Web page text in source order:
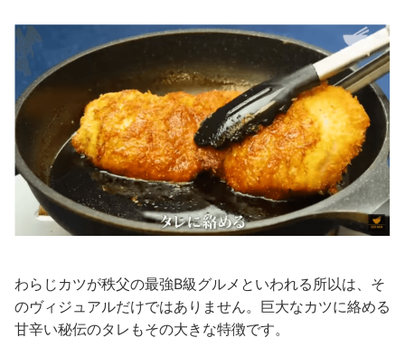
わらじカツが秩父の最強B級グルメといわれる所以は、そ
のヴィジュアルだけではありません。巨大なカツに絡める
甘辛い秘伝のタレもその大きな特徴です。